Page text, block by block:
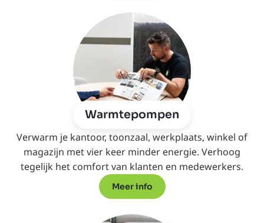
Warmtepompen
Verwarm je kantoor, toonzaal, werkplaats, winkel of
magazijn met vier keer minder energie. Verhoog
tegelijk het comfort van klanten en medewerkers.
Meer info